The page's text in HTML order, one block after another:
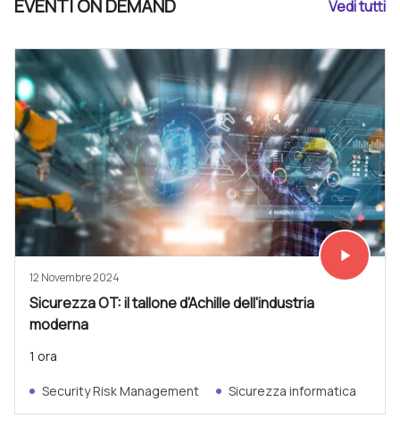
EVENTI ON DEMAND Vedi tutti
Vedi subito
play_arrow
12 Novembre 2024
Sicurezza OT: il tallone d'Achille dell'industria
moderna
1 ora
Security Risk Management Sicurezza informatica